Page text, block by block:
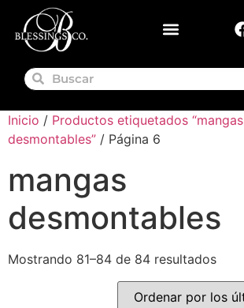
Inicio / Productos etiquetados “mangas
desmontables” / Página 6
mangas
desmontables
Mostrando 81–84 de 84 resultados